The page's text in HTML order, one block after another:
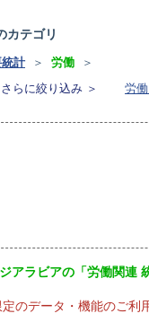
カテゴリ
計＞ 労働 ＞
さらに絞り込み ＞
労
アラビアの「労働関連
のデータ・機能のご利